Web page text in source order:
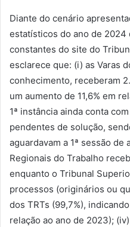
Diante do cenário
estatísticos do ano de 2024
constantes do site do
esclarece que: (i) as Varas
conhecimento, receberam
um aumento de 11,6% em
1ª instância ainda conta
pendentes de solução,
aguardavam a 1ª sessão
Regionais do Trabalho
enquanto o Tribunal
processos (originários ou
dos TRTs (99,7%),
relação ao ano de 2023);